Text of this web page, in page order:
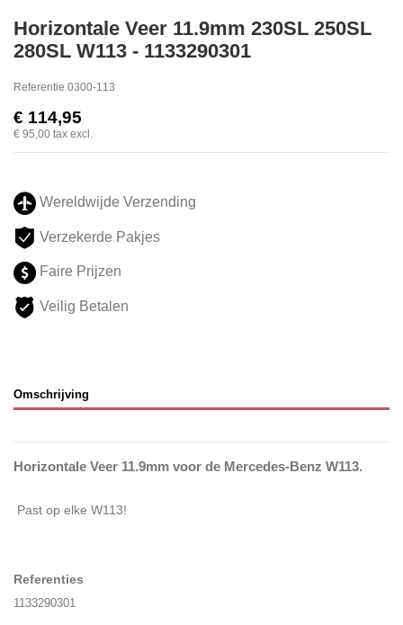
Horizontale Veer 11.9mm 230SL 250SL
280SL W113 - 1133290301
Referentie 0300-113
€ 114,95
€ 95,00 tax excl.
Wereldwijde Verzending
Verzekerde Pakjes
Faire Prijzen
Veilig Betalen
Omschrijving
Horizontale Veer 11.9mm voor de Mercedes-Benz W113.
Past op elke W113!
Referenties
1133290301